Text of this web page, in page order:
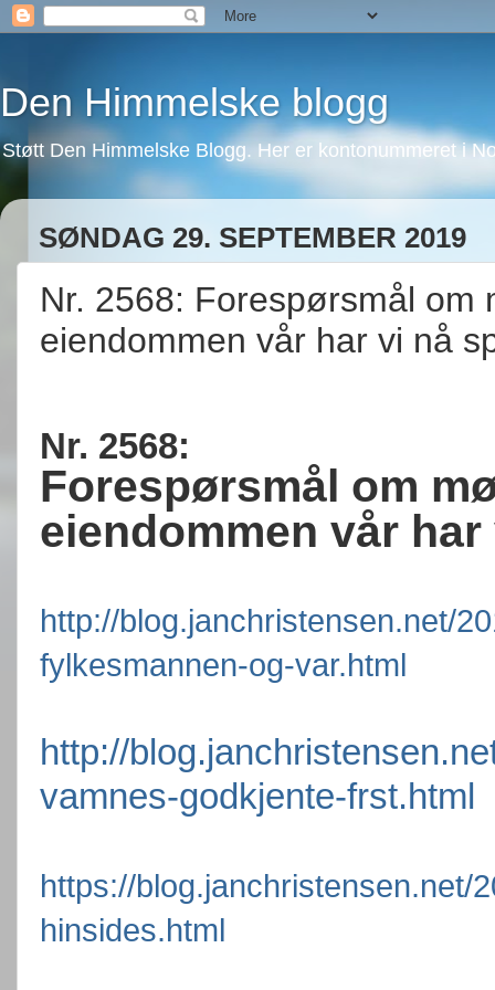
Den Himmelske blogg
Støtt Den Himmelske Blogg. Her er kontonummeret i
SØNDAG 29. SEPTEMBER 2019
Nr. 2568: Forespørsmål om
eiendommen vår har vi nå
Nr. 2568:
Forespørsmål om
eiendommen vår
http://blog.janchristensen.net/
fylkesmannen-og-var.html
http://
vamnes-godkjente-frst.html
https://blog.janchristensen.net/
hinsides.html